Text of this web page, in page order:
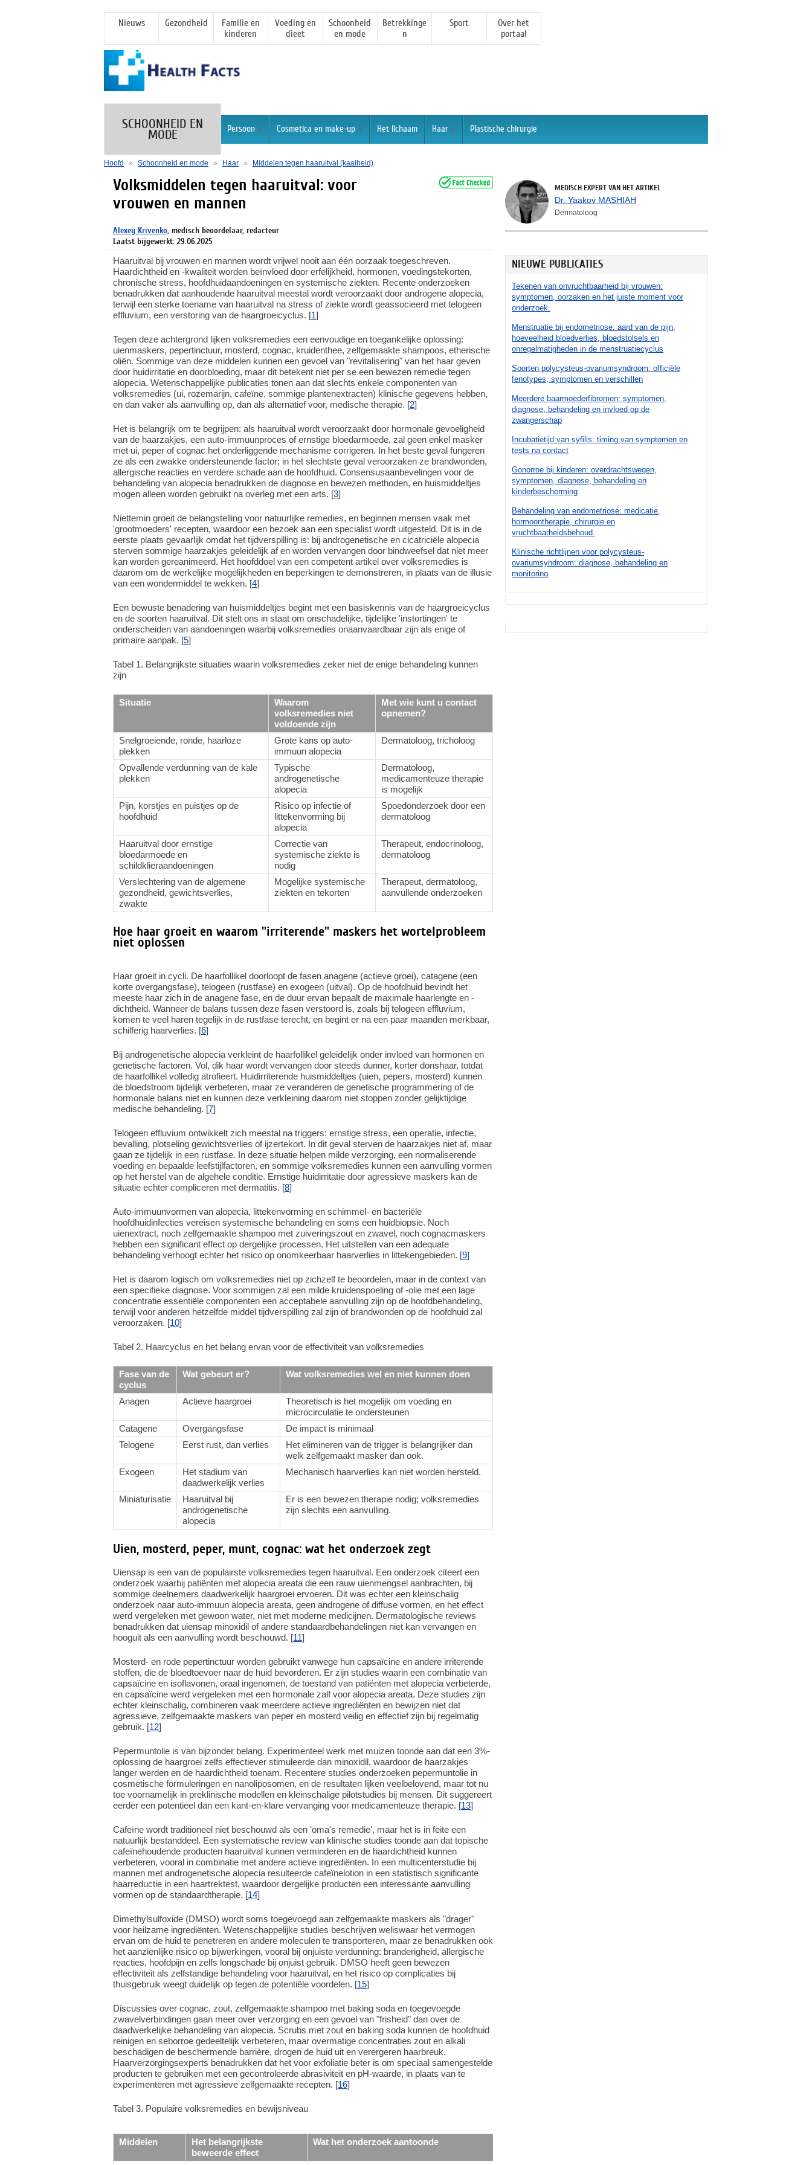
Nieuws Gezondheid
Familie en
kinderen
Voeding en
dieet
Schoonheid
en mode
Betrekkinge
n
Sport
Over het
portaal
SCHOONHEID EN
MODE Persoon Cosmetica en make-up Het lichaam Haar Plastische chirurgie
Hoofd » Schoonheid en mode » Haar » Middelen tegen haaruitval (kaalheid)
MEDISCH EXPERT VAN HET ARTIKEL
Dr. Yaakov MASHIAH
Dermatoloog
NIEUWE PUBLICATIES
Tekenen van onvruchtbaarheid bij vrouwen:
symptomen, oorzaken en het juiste moment voor
onderzoek.
Menstruatie bij endometriose: aard van de pijn,
hoeveelheid bloedverlies, bloedstolsels en
onregelmatigheden in de menstruatiecyclus
Soorten polycysteus-ovariumsyndroom: officiële
fenotypes, symptomen en verschillen
Meerdere baarmoederfibromen: symptomen,
diagnose, behandeling en invloed op de
zwangerschap
Incubatietijd van syfilis: timing van symptomen en
tests na contact
Gonorroe bij kinderen: overdrachtswegen,
symptomen, diagnose, behandeling en
kinderbescherming
Behandeling van endometriose: medicatie,
hormoontherapie, chirurgie en
vruchtbaarheidsbehoud.
Klinische richtlijnen voor polycysteus-
ovariumsyndroom: diagnose, behandeling en
monitoring
Volksmiddelen tegen haaruitval: voor
vrouwen en mannen
Alexey Krivenko, medisch beoordelaar, redacteur
Laatst bijgewerkt: 29.06.2025
Haaruitval bij vrouwen en mannen wordt vrijwel nooit aan één oorzaak toegeschreven.
Haardichtheid en -kwaliteit worden beïnvloed door erfelijkheid, hormonen, voedingstekorten,
chronische stress, hoofdhuidaandoeningen en systemische ziekten. Recente onderzoeken
benadrukken dat aanhoudende haaruitval meestal wordt veroorzaakt door androgene alopecia,
terwijl een sterke toename van haaruitval na stress of ziekte wordt geassocieerd met telogeen
effluvium, een verstoring van de haargroeicyclus. [1]
Tegen deze achtergrond lijken volksremedies een eenvoudige en toegankelijke oplossing:
uienmaskers, pepertinctuur, mosterd, cognac, kruidenthee, zelfgemaakte shampoos, etherische
oliën. Sommige van deze middelen kunnen een gevoel van "revitalisering" van het haar geven
door huidirritatie en doorbloeding, maar dit betekent niet per se een bewezen remedie tegen
alopecia. Wetenschappelijke publicaties tonen aan dat slechts enkele componenten van
volksremedies (ui, rozemarijn, cafeïne, sommige plantenextracten) klinische gegevens hebben,
en dan vaker als aanvulling op, dan als alternatief voor, medische therapie. [2]
Het is belangrijk om te begrijpen: als haaruitval wordt veroorzaakt door hormonale gevoeligheid
van de haarzakjes, een auto-immuunproces of ernstige bloedarmoede, zal geen enkel masker
met ui, peper of cognac het onderliggende mechanisme corrigeren. In het beste geval fungeren
ze als een zwakke ondersteunende factor; in het slechtste geval veroorzaken ze brandwonden,
allergische reacties en verdere schade aan de hoofdhuid. Consensusaanbevelingen voor de
behandeling van alopecia benadrukken de diagnose en bewezen methoden, en huismiddeltjes
mogen alleen worden gebruikt na overleg met een arts. [3]
Niettemin groeit de belangstelling voor natuurlijke remedies, en beginnen mensen vaak met
'grootmoeders' recepten, waardoor een bezoek aan een specialist wordt uitgesteld. Dit is in de
eerste plaats gevaarlijk omdat het tijdverspilling is: bij androgenetische en cicatriciële alopecia
sterven sommige haarzakjes geleidelijk af en worden vervangen door bindweefsel dat niet meer
kan worden gereanimeerd. Het hoofddoel van een competent artikel over volksremedies is
daarom om de werkelijke mogelijkheden en beperkingen te demonstreren, in plaats van de illusie
van een wondermiddel te wekken. [4]
Een bewuste benadering van huismiddeltjes begint met een basiskennis van de haargroeicyclus
en de soorten haaruitval. Dit stelt ons in staat om onschadelijke, tijdelijke 'instortingen' te
onderscheiden van aandoeningen waarbij volksremedies onaanvaardbaar zijn als enige of
primaire aanpak. [5]
Tabel 1. Belangrijkste situaties waarin volksremedies zeker niet de enige behandeling kunnen
zijn
Situatie
Waarom
volksremedies niet
voldoende zijn
Met wie kunt u contact
opnemen?
Snelgroeiende, ronde, haarloze
plekken
Grote kans op auto-
immuun alopecia
Dermatoloog, tricholoog
Opvallende verdunning van de kale
plekken
Typische
androgenetische
alopecia
Dermatoloog,
medicamenteuze therapie
is mogelijk
Pijn, korstjes en puistjes op de
hoofdhuid
Risico op infectie of
littekenvorming bij
alopecia
Spoedonderzoek door een
dermatoloog
Haaruitval door ernstige
bloedarmoede en
schildklieraandoeningen
Correctie van
systemische ziekte is
nodig
Therapeut, endocrinoloog,
dermatoloog
Verslechtering van de algemene
gezondheid, gewichtsverlies,
zwakte
Mogelijke systemische
ziekten en tekorten
Therapeut, dermatoloog,
aanvullende onderzoeken
Hoe haar groeit en waarom "irriterende" maskers het wortelprobleem
niet oplossen
Haar groeit in cycli. De haarfollikel doorloopt de fasen anagene (actieve groei), catagene (een
korte overgangsfase), telogeen (rustfase) en exogeen (uitval). Op de hoofdhuid bevindt het
meeste haar zich in de anagene fase, en de duur ervan bepaalt de maximale haarlengte en -
dichtheid. Wanneer de balans tussen deze fasen verstoord is, zoals bij telogeen effluvium,
komen te veel haren tegelijk in de rustfase terecht, en begint er na een paar maanden merkbaar,
schilferig haarverlies. [6]
Bij androgenetische alopecia verkleint de haarfollikel geleidelijk onder invloed van hormonen en
genetische factoren. Vol, dik haar wordt vervangen door steeds dunner, korter donshaar, totdat
de haarfollikel volledig atrofieert. Huidirriterende huismiddeltjes (uien, pepers, mosterd) kunnen
de bloedstroom tijdelijk verbeteren, maar ze veranderen de genetische programmering of de
hormonale balans niet en kunnen deze verkleining daarom niet stoppen zonder gelijktijdige
medische behandeling. [7]
Telogeen effluvium ontwikkelt zich meestal na triggers: ernstige stress, een operatie, infectie,
bevalling, plotseling gewichtsverlies of ijzertekort. In dit geval sterven de haarzakjes niet af, maar
gaan ze tijdelijk in een rustfase. In deze situatie helpen milde verzorging, een normaliserende
voeding en bepaalde leefstijlfactoren, en sommige volksremedies kunnen een aanvulling vormen
op het herstel van de algehele conditie. Ernstige huidirritatie door agressieve maskers kan de
situatie echter compliceren met dermatitis. [8]
Auto-immuunvormen van alopecia, littekenvorming en schimmel- en bacteriële
hoofdhuidinfecties vereisen systemische behandeling en soms een huidbiopsie. Noch
uienextract, noch zelfgemaakte shampoo met zuiveringszout en zwavel, noch cognacmaskers
hebben een significant effect op dergelijke processen. Het uitstellen van een adequate
behandeling verhoogt echter het risico op onomkeerbaar haarverlies in littekengebieden. [9]
Het is daarom logisch om volksremedies niet op zichzelf te beoordelen, maar in de context van
een specifieke diagnose. Voor sommigen zal een milde kruidenspoeling of -olie met een lage
concentratie essentiële componenten een acceptabele aanvulling zijn op de hoofdbehandeling,
terwijl voor anderen hetzelfde middel tijdverspilling zal zijn of brandwonden op de hoofdhuid zal
veroorzaken. [10]
Tabel 2. Haarcyclus en het belang ervan voor de effectiviteit van volksremedies
Fase van de
cyclus
Wat gebeurt er? Wat volksremedies wel en niet kunnen doen
Anagen Actieve haargroei
Theoretisch is het mogelijk om voeding en
microcirculatie te ondersteunen
Catagene
Overgangsfase
De impact is minimaal
Telogene
Eerst rust, dan verlies
Het elimineren van de trigger is belangrijker dan
welk zelfgemaakt masker dan ook.
Exogeen
Het stadium van
daadwerkelijk verlies
Mechanisch haarverlies kan niet worden hersteld.
Miniaturisatie
Haaruitval bij
androgenetische
alopecia
Er is een bewezen therapie nodig; volksremedies
zijn slechts een aanvulling.
Uien, mosterd, peper, munt, cognac: wat het onderzoek zegt
Uiensap is een van de populairste volksremedies tegen haaruitval. Een onderzoek citeert een
onderzoek waarbij patiënten met alopecia areata die een rauw uienmengsel aanbrachten, bij
sommige deelnemers daadwerkelijk haargroei ervoeren. Dit was echter een kleinschalig
onderzoek naar auto-immuun alopecia areata, geen androgene of diffuse vormen, en het effect
werd vergeleken met gewoon water, niet met moderne medicijnen. Dermatologische reviews
benadrukken dat uiensap minoxidil of andere standaardbehandelingen niet kan vervangen en
hooguit als een aanvulling wordt beschouwd. [11]
Mosterd- en rode pepertinctuur worden gebruikt vanwege hun capsaïcine en andere irriterende
stoffen, die de bloedtoevoer naar de huid bevorderen. Er zijn studies waarin een combinatie van
capsaïcine en isoflavonen, oraal ingenomen, de toestand van patiënten met alopecia verbeterde,
en capsaïcine werd vergeleken met een hormonale zalf voor alopecia areata. Deze studies zijn
echter kleinschalig, combineren vaak meerdere actieve ingrediënten en bewijzen niet dat
agressieve, zelfgemaakte maskers van peper en mosterd veilig en effectief zijn bij regelmatig
gebruik. [12]
Pepermuntolie is van bijzonder belang. Experimenteel werk met muizen toonde aan dat een 3%-
oplossing de haargroei zelfs effectiever stimuleerde dan minoxidil, waardoor de haarzakjes
langer werden en de haardichtheid toenam. Recentere studies onderzoeken pepermuntolie in
cosmetische formuleringen en nanoliposomen, en de resultaten lijken veelbelovend, maar tot nu
toe voornamelijk in preklinische modellen en kleinschalige pilotstudies bij mensen. Dit suggereert
eerder een potentieel dan een kant-en-klare vervanging voor medicamenteuze therapie. [13]
Cafeïne wordt traditioneel niet beschouwd als een 'oma's remedie', maar het is in feite een
natuurlijk bestanddeel. Een systematische review van klinische studies toonde aan dat topische
cafeïnehoudende producten haaruitval kunnen verminderen en de haardichtheid kunnen
verbeteren, vooral in combinatie met andere actieve ingrediënten. In een multicenterstudie bij
mannen met androgenetische alopecia resulteerde cafeïnelotion in een statistisch significante
haarreductie in een haartrektest, waardoor dergelijke producten een interessante aanvulling
vormen op de standaardtherapie. [14]
Dimethylsulfoxide (DMSO) wordt soms toegevoegd aan zelfgemaakte maskers als "drager"
voor heilzame ingrediënten. Wetenschappelijke studies beschrijven weliswaar het vermogen
ervan om de huid te penetreren en andere moleculen te transporteren, maar ze benadrukken ook
het aanzienlijke risico op bijwerkingen, vooral bij onjuiste verdunning: branderigheid, allergische
reacties, hoofdpijn en zelfs longschade bij onjuist gebruik. DMSO heeft geen bewezen
effectiviteit als zelfstandige behandeling voor haaruitval, en het risico op complicaties bij
thuisgebruik weegt duidelijk op tegen de potentiële voordelen. [15]
Discussies over cognac, zout, zelfgemaakte shampoo met baking soda en toegevoegde
zwavelverbindingen gaan meer over verzorging en een gevoel van "frisheid" dan over de
daadwerkelijke behandeling van alopecia. Scrubs met zout en baking soda kunnen de hoofdhuid
reinigen en seborroe gedeeltelijk verbeteren, maar overmatige concentraties zout en alkali
beschadigen de beschermende barrière, drogen de huid uit en verergeren haarbreuk.
Haarverzorgingsexperts benadrukken dat het voor exfoliatie beter is om speciaal samengestelde
producten te gebruiken met een gecontroleerde abrasiviteit en pH-waarde, in plaats van te
experimenteren met agressieve zelfgemaakte recepten. [16]
Tabel 3. Populaire volksremedies en bewijsniveau
Middelen
Het belangrijkste
beweerde effect
Wat het onderzoek aantoonde